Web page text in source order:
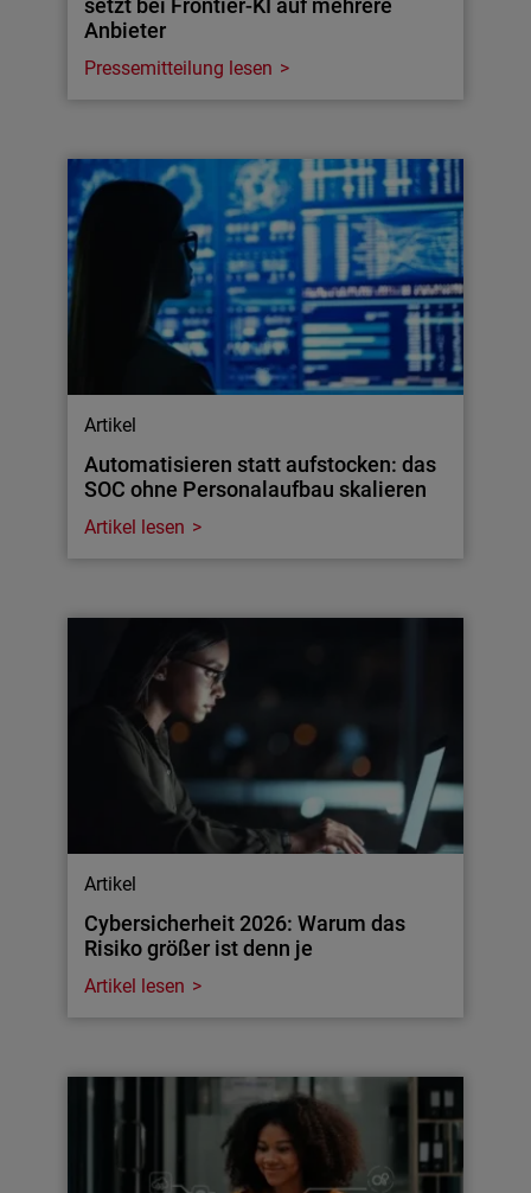
setzt bei Frontier-KI auf mehrere
Anbieter
Pressemitteilung lesen
Artikel
Automatisieren statt aufstocken: das
SOC ohne Personalaufbau skalieren
Artikel lesen
Artikel
Cybersicherheit 2026: Warum das
Risiko größer ist denn je
Artikel lesen